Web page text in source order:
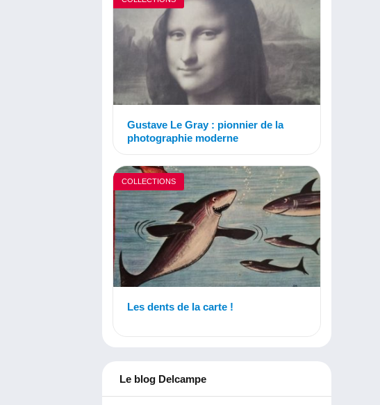
Gustave Le Gray : pionnier de la
photographie moderne
COLLECTIONS
Les dents de la carte !
Le blog Delcampe